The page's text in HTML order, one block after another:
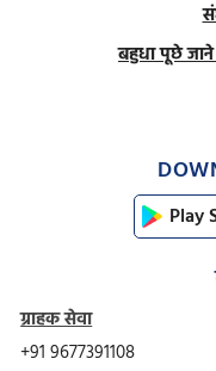
बहुधा पूछे जाने
Play
ग्राहक सेवा
+91 9677391108